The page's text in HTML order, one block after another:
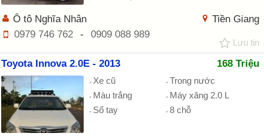
Tiền Giang
Ô tô Nghĩa Nhân
0979 746 762
- 0909 088 989
Lưu tin
Toyota Innova 2.0E - 2013 168 Triệu
Xe cũ
Trong nước
Màu trắng
Máy xăng 2.0 L
Số tay
8 chỗ